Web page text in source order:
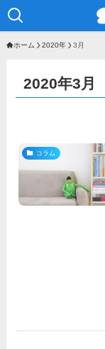
ホーム 2020年 3月
2020年3月
コラム